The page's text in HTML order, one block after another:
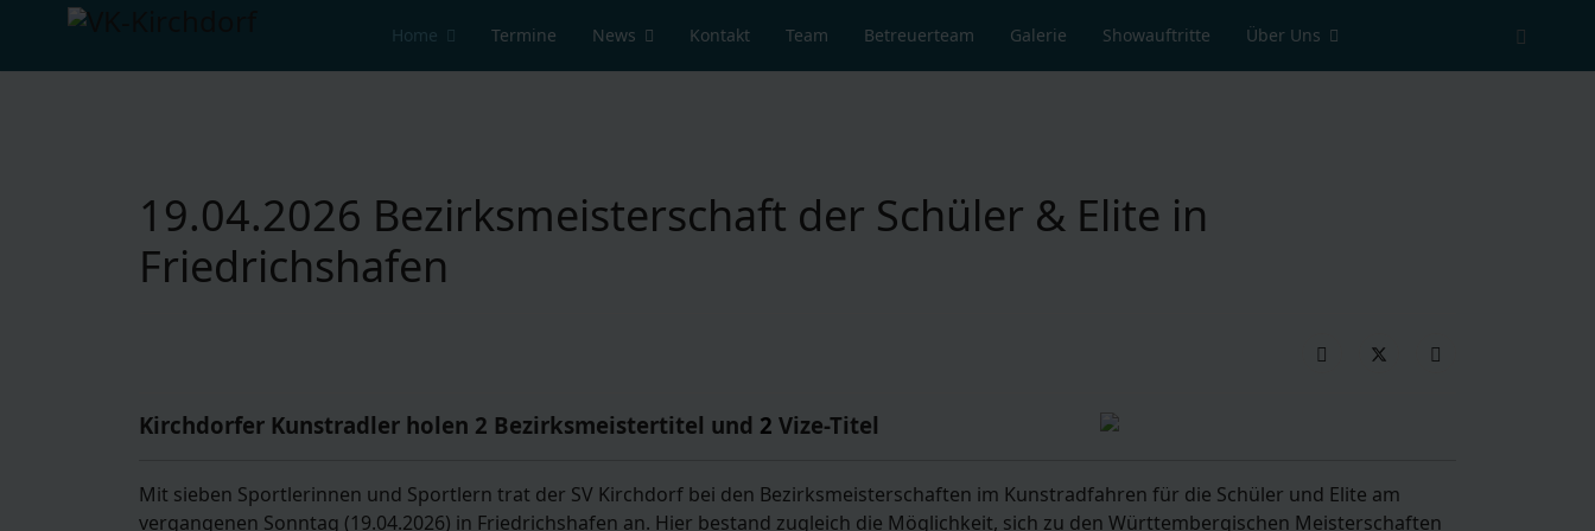
Home Termine News Kontakt Team Betreuerteam Galerie Showauftritte Über Uns
19.04.2026 Bezirksmeisterschaft der Schüler & Elite in
Friedrichshafen
Kirchdorfer Kunstradler holen 2 Bezirksmeistertitel und 2 Vize-Titel
Mit sieben Sportlerinnen und Sportlern trat der SV Kirchdorf bei den Bezirksmeisterschaften im Kunstradfahren für die Schüler und Elite am
vergangenen Sonntag (19.04.2026) in Friedrichshafen an. Hier bestand zugleich die Möglichkeit, sich zu den Württembergischen Meisterschaften